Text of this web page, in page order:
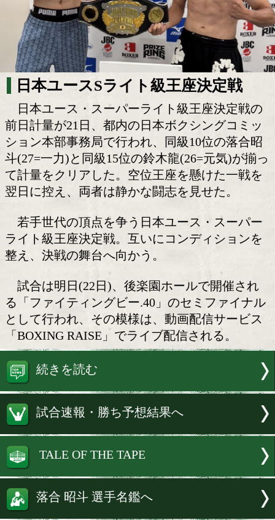
日本ユースSライト級王座決
日本ユース・スーパーライト級王座
前日計量が21日、都内の日本ボクシン
ション本部事務局で行われ、同級10位
斗(27=一力)と同級15位の鈴木龍(26=元
て計量をクリアした。空位王座を懸け
翌日に控え、両者は静かな闘志を見せ
若手世代の頂点を争う日本ユース・ス
ライト級王座決定戦。互いにコンディ
整え、決戦の舞台へ向かう。
試合は明日(22日)、後楽園ホールで開
る「ファイティングビー.40」のセミフ
として行われ、その模様は、動画配信
「BOXING RAISE」でライブ配信される